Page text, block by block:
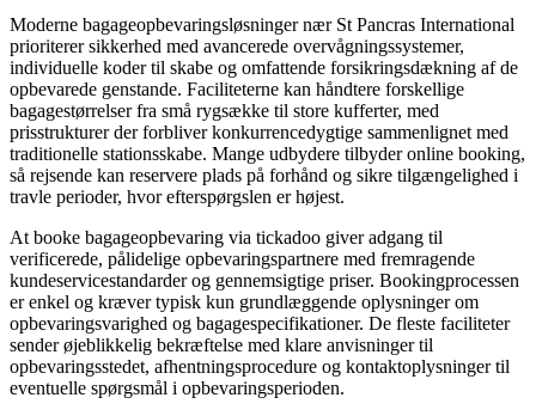
Moderne bagageopbevaringsløsninger nær St Pancras International
prioriterer sikkerhed med avancerede overvågningssystemer,
individuelle koder til skabe og omfattende forsikringsdækning af de
opbevarede genstande. Faciliteterne kan håndtere forskellige
bagagestørrelser fra små rygsække til store kufferter, med
prisstrukturer der forbliver konkurrencedygtige sammenlignet med
traditionelle stationsskabe. Mange udbydere tilbyder online booking,
så rejsende kan reservere plads på forhånd og sikre tilgængelighed i
travle perioder, hvor efterspørgslen er højest.
At booke bagageopbevaring via tickadoo giver adgang til
verificerede, pålidelige opbevaringspartnere med fremragende
kundeservicestandarder og gennemsigtige priser. Bookingprocessen
er enkel og kræver typisk kun grundlæggende oplysninger om
opbevaringsvarighed og bagagespecifikationer. De fleste faciliteter
sender øjeblikkelig bekræftelse med klare anvisninger til
opbevaringsstedet, afhentningsprocedure og kontaktoplysninger til
eventuelle spørgsmål i opbevaringsperioden.